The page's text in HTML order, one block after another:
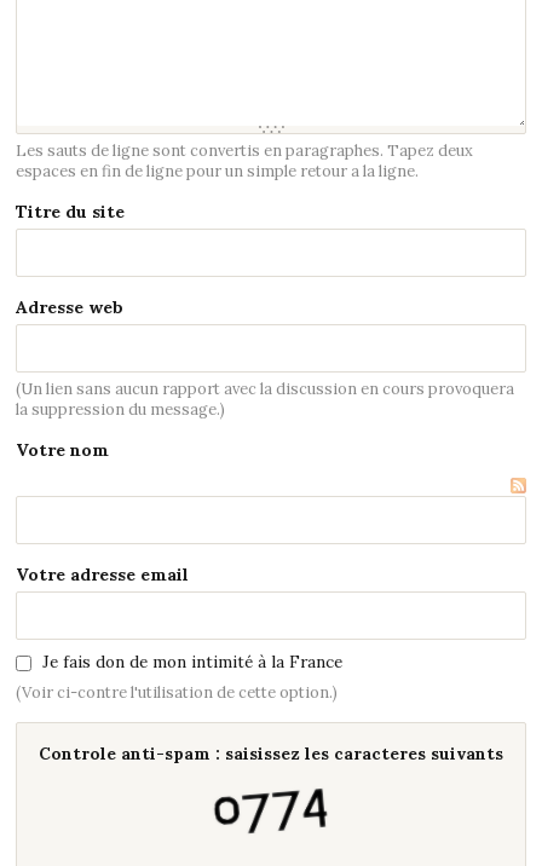
Les sauts de ligne sont convertis en paragraphes. Tapez deux
espaces en fin de ligne pour un simple retour a la ligne.
Titre du site
Adresse web
(Un lien sans aucun rapport avec la discussion en cours provoquera
la suppression du message.)
Votre nom
Votre adresse email
Je fais don de mon intimité à la France
(Voir ci-contre l'utilisation de cette option.)
Controle anti-spam : saisissez les caracteres suivants